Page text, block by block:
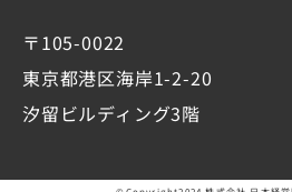
〒105-0022
東京都港区海岸1-2-20
汐留ビルディング3階